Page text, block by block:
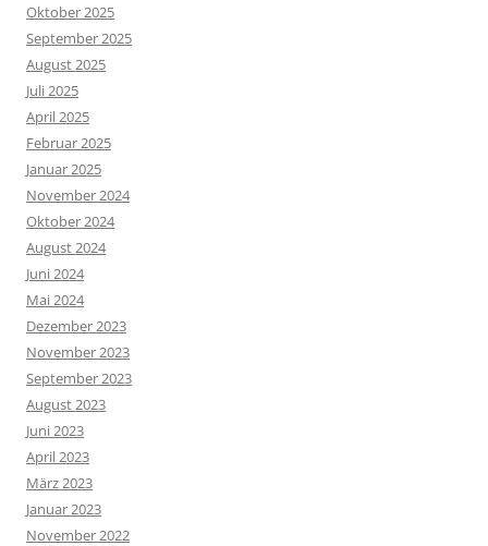
Oktober 2025
September 2025
August 2025
Juli 2025
April 2025
Februar 2025
Januar 2025
November 2024
Oktober 2024
August 2024
Juni 2024
Mai 2024
Dezember 2023
November 2023
September 2023
August 2023
Juni 2023
April 2023
März 2023
Januar 2023
November 2022